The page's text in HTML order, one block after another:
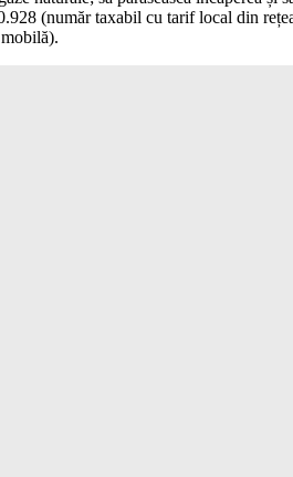
(număr taxabil cu tarif local din